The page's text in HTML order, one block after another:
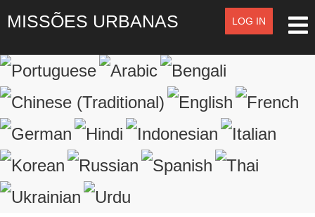
MISSÕES URBANAS LOG IN
LOGIN Registre-se
Lembrar de Mim
Esqueceu o nome de usuário?